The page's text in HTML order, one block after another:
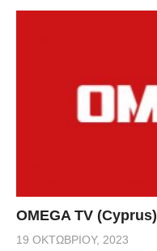
OMEGA TV (Cyprus)
19 ΟΚΤΩΒΡΊΟΥ, 2023